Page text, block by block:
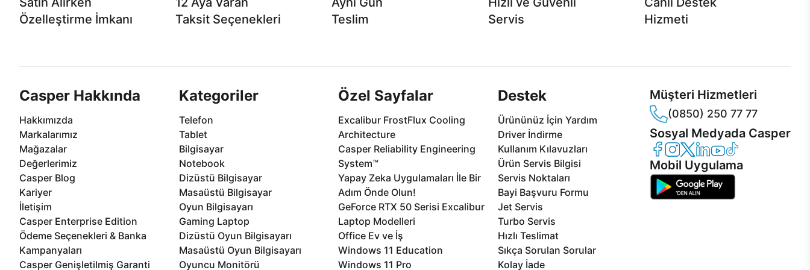
Özelleştirme İmkanı
Taksit Seçenekleri
Teslim
Servis
Hizmeti
Casper Hakkında
Hakkımızda
Markalarımız
Mağazalar
Değerlerimiz
Casper Blog
Kariyer
İletişim
Casper Enterprise Edition
Ödeme Seçenekleri & Banka
Kampanyaları
Casper Genişletilmiş Garanti
Kategoriler
Telefon
Tablet
Bilgisayar
Notebook
Dizüstü Bilgisayar
Masaüstü Bilgisayar
Oyun Bilgisayarı
Gaming Laptop
Dizüstü Oyun Bilgisayarı
Masaüstü Oyun Bilgisayarı
Oyuncu Monitörü
Özel Sayfalar
Excalibur FrostFlux Cooling
Architecture
Casper Reliability Engineering
System™
Yapay Zeka Uygulamaları İle Bir
Adım Önde Olun!
GeForce RTX 50 Serisi Excalibur
Laptop Modelleri
Office Ev ve İş
Windows 11 Education
Windows 11 Pro
Destek
Ürününüz İçin Yardım
Driver İndirme
Kullanım Kılavuzları
Ürün Servis Bilgisi
Servis Noktaları
Bayi Başvuru Formu
Jet Servis
Turbo Servis
Hızlı Teslimat
Sıkça Sorulan Sorular
Kolay İade
Müşteri Hizmetleri
(0850) 250 77 77
Sosyal Medyada Casper
Casper Facebook
Casper Instagram
Casper Twitter
Casper LinkedIn
Casper YouTube
Casper TikTok
Mobil Uygulama